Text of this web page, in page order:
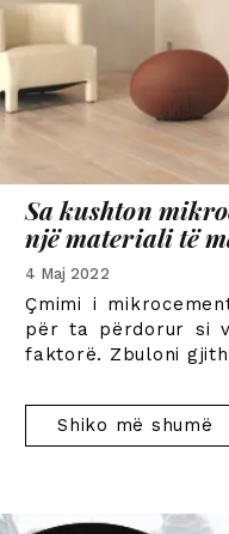
Sa kushton
një materiali të
4 Maj 2022
Çmimi i
për ta përdorur si
faktorë. Zbuloni
Shiko më shumë